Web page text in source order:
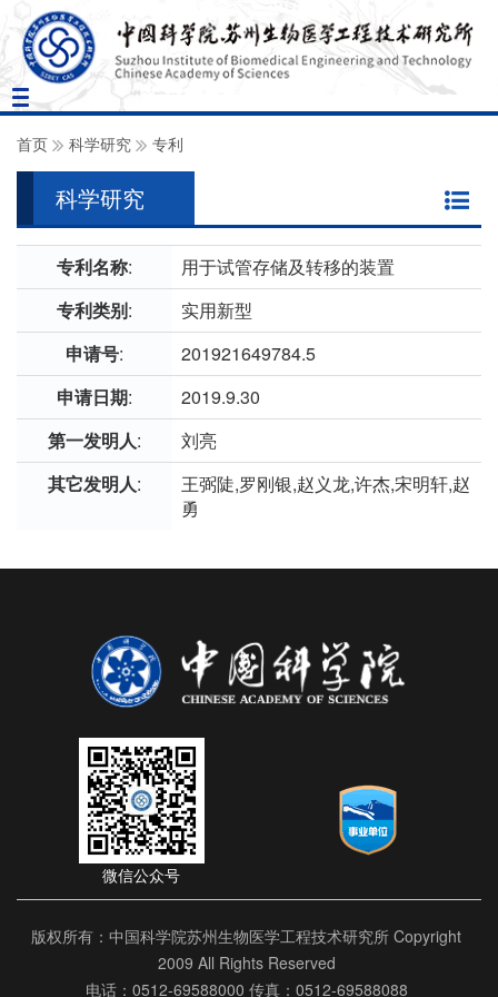
Toggle
navigation
首页 科学研究 专利
科学研究
专利名称:
用于试管存储及转移的装置
专利类别:
实用新型
申请号:
201921649784.5
申请日期:
2019.9.30
第一发明人:
刘亮
其它发明人:
王弼陡,罗刚银,赵义龙,许杰,宋明轩,赵
勇
微信公众号
版权所有：中国科学院苏州生物医学工程技术研究所 Copyright
2009 All Rights Reserved
电话：0512-69588000 传真：0512-69588088